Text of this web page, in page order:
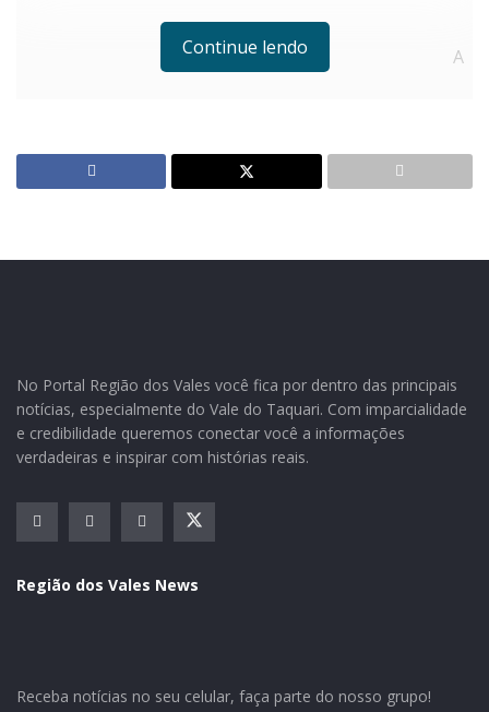
A
Vargas, o evento contou com sete módulos. “O curso
objetiva estimular executivos, gestores e lideranças
para que, cada vez mais, possam realmente saber qual
é o jeito que dá certo, como alcançar os melhores
resultados e colocar em prática o melhor do seu
potencial”, afirma Silvia.
Segundo o gerente de recursos humanos da Certel,
“Queremos possibilitar uma atenção que esteja
Continue lendo
No Portal Região dos Vales você fica por dentro das principais
notícias, especialmente do Vale do Taquari. Com imparcialidade
e credibilidade queremos conectar você a informações
verdadeiras e inspirar com histórias reais.
Região dos Vales News
Receba notícias no seu celular, faça parte do nosso grupo!